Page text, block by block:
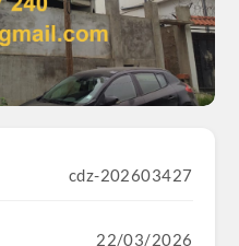
cdz-202603427
22/03/2026